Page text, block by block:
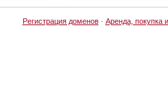
Регистрация доменов· Аренда, покупка